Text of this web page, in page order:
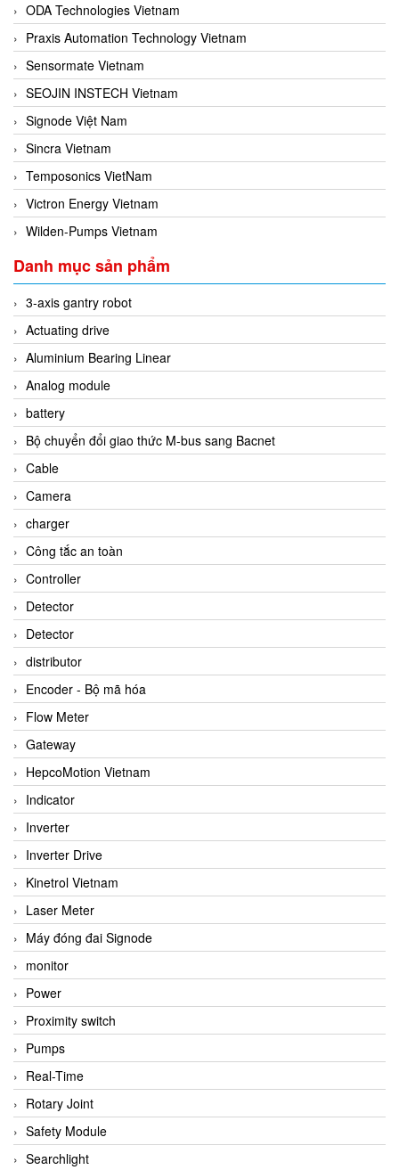
ODA Technologies Vietnam
Praxis Automation Technology Vietnam
Sensormate Vietnam
SEOJIN INSTECH Vietnam
Signode Việt Nam
Sincra Vietnam
Temposonics VietNam
Victron Energy Vietnam
Wilden-Pumps Vietnam
Danh mục sản phẩm
3-axis gantry robot
Actuating drive
Aluminium Bearing Linear
Analog module
battery
Bộ chuyển đổi giao thức M-bus sang Bacnet
Cable
Camera
charger
Công tắc an toàn
Controller
Detector
Detector
distributor
Encoder - Bộ mã hóa
Flow Meter
Gateway
HepcoMotion Vietnam
Indicator
Inverter
Inverter Drive
Kinetrol Vietnam
Laser Meter
Máy đóng đai Signode
monitor
Power
Proximity switch
Pumps
Real-Time
Rotary Joint
Safety Module
Searchlight